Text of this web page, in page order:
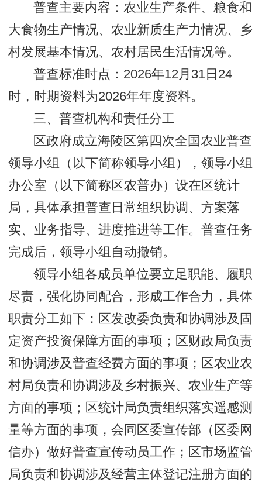
普查主要内容：农业生产条件、粮食和
大食物生产情况、农业新质生产力情况、乡
村发展基本情况、农村居民生活情况等。
普查标准时点：2026年12月31日24
时，时期资料为2026年年度资料。
三、普查机构和责任分工
区政府成立海陵区第四次全国农业普查
领导小组（以下简称领导小组），领导小组
办公室（以下简称区农普办）设在区统计
局，具体承担普查日常组织协调、方案落
实、业务指导、进度推进等工作。普查任务
完成后，领导小组自动撤销。
领导小组各成员单位要立足职能、履职
尽责，强化协同配合，形成工作合力，具体
职责分工如下：区发改委负责和协调涉及固
定资产投资保障方面的事项；区财政局负责
和协调涉及普查经费方面的事项；区农业农
村局负责和协调涉及乡村振兴、农业生产等
方面的事项；区统计局负责组织落实遥感测
量等方面的事项，会同区委宣传部（区委网
信办）做好普查宣传动员工作；区市场监管
局负责和协调涉及经营主体登记注册方面的